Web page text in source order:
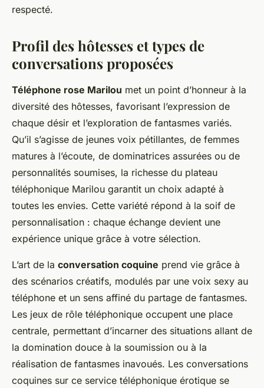
respecté.
Profil des hôtesses et types de
conversations proposées
Téléphone rose Marilou met un point d’honneur à la
diversité des hôtesses, favorisant l’expression de
chaque désir et l’exploration de fantasmes variés.
Qu’il s’agisse de jeunes voix pétillantes, de femmes
matures à l’écoute, de dominatrices assurées ou de
personnalités soumises, la richesse du plateau
téléphonique Marilou garantit un choix adapté à
toutes les envies. Cette variété répond à la soif de
personnalisation : chaque échange devient une
expérience unique grâce à votre sélection.
L’art de la conversation coquine prend vie grâce à
des scénarios créatifs, modulés par une voix sexy au
téléphone et un sens affiné du partage de fantasmes.
Les jeux de rôle téléphonique occupent une place
centrale, permettant d’incarner des situations allant de
la domination douce à la soumission ou à la
réalisation de fantasmes inavoués. Les conversations
coquines sur ce service téléphonique érotique se